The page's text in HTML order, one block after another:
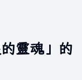
靈魂」的